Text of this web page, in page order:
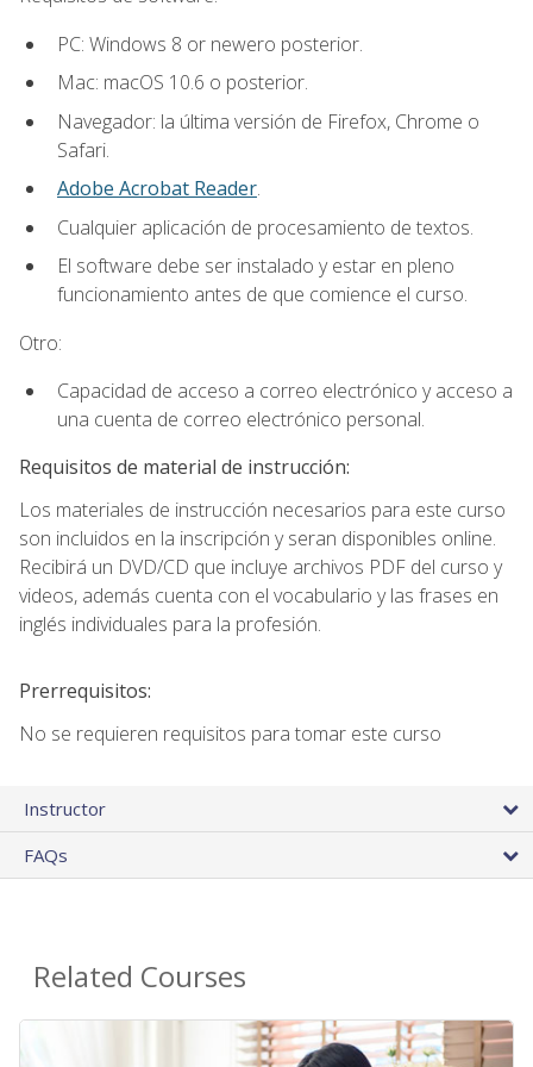
PC: Windows 8 or newero posterior.
Mac: macOS 10.6 o posterior.
Navegador: la última versión de Firefox, Chrome o
Safari.
Adobe Acrobat Reader.
Cualquier aplicación de procesamiento de textos.
El software debe ser instalado y estar en pleno
funcionamiento antes de que comience el curso.
Otro:
Capacidad de acceso a correo electrónico y acceso a
una cuenta de correo electrónico personal.
Requisitos de material de instrucción:
Los materiales de instrucción necesarios para este curso
son incluidos en la inscripción y seran disponibles online.
Recibirá un DVD/CD que incluye archivos PDF del curso y
videos, además cuenta con el vocabulario y las frases en
inglés individuales para la profesión.
Prerrequisitos:
No se requieren requisitos para tomar este curso
Instructor
FAQs
Related Courses